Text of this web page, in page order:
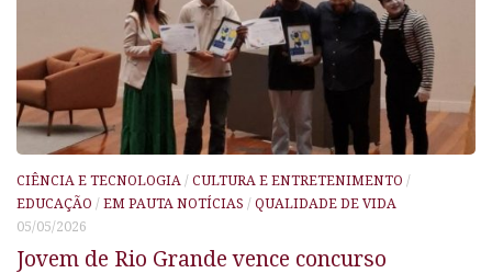
CIÊNCIA E TECNOLOGIA / CULTURA E ENTRETENIMENTO /
EDUCAÇÃO / EM PAUTA NOTÍCIAS / QUALIDADE DE VIDA
05/05/2026
Jovem de Rio Grande vence concurso